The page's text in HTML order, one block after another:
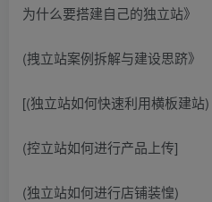
为什么要搭建自己的独立站》
(拽立站案例拆解与建设思跻》
[(独立站如何快速利用横板建站)
(控立站如何进行产品上传]
(独立站如何进行店铺装惶)